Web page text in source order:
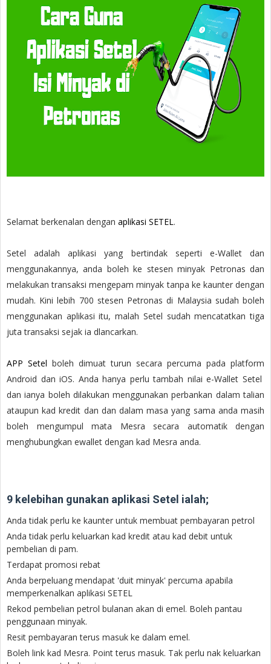
Selamat berkenalan dengan aplikasi SETEL.
Setel adalah aplikasi yang bertindak seperti e-Wallet dan
menggunakannya, anda boleh ke stesen minyak Petronas dan
melakukan transaksi mengepam minyak tanpa ke kaunter dengan
mudah. Kini lebih 700 stesen Petronas di Malaysia sudah boleh
menggunakan aplikasi itu, malah Setel sudah mencatatkan tiga
juta transaksi sejak ia dlancarkan.
APP Setel boleh dimuat turun secara percuma pada platform
Android dan iOS. Anda hanya perlu tambah nilai e-Wallet Setel
dan ianya boleh dilakukan menggunakan perbankan dalam talian
ataupun kad kredit dan dan dalam masa yang sama anda masih
boleh mengumpul mata Mesra secara automatik dengan
menghubungkan ewallet dengan kad Mesra anda.
9 kelebihan gunakan aplikasi Setel ialah;
Anda tidak perlu ke kaunter untuk membuat pembayaran petrol
Anda tidak perlu keluarkan kad kredit atau kad debit untuk
pembelian di pam.
Terdapat promosi rebat
Anda berpeluang mendapat 'duit minyak' percuma apabila
memperkenalkan aplikasi SETEL
Rekod pembelian petrol bulanan akan di emel. Boleh pantau
penggunaan minyak.
Resit pembayaran terus masuk ke dalam emel.
Boleh link kad Mesra. Point terus masuk. Tak perlu nak keluarkan